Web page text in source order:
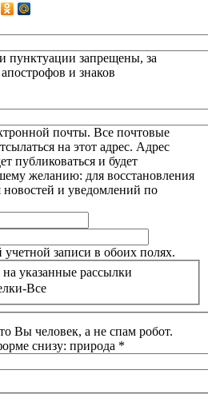
пунктуации запрещены, за
и знаков
почты. Все почтовые
на этот адрес. Адрес
публиковаться и будет
желанию: для восстановления
и уведомлений по
записи в обоих полях.
указанные рассылки
Все
Вы человек, а не спам робот.
снизу: природа *